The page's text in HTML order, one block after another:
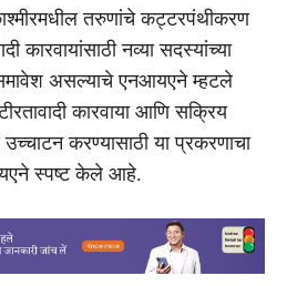
तरुणांचे कट्टरपंथीकरण
कारवायांसाठी नव्या सदस्यांच्या
असल्याचे एनआयएने म्हटले
कारवाया आणि सक्रिय
करण्यासाठी या प्रकरणाचा
स्पष्ट केले आहे.